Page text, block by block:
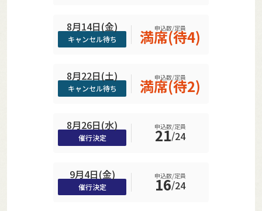
8月14日(金)
キャンセル待ち
申込数/定員
満席(待4)
8月22日(土)
キャンセル待ち
申込数/定員
満席(待2)
8月26日(水)
催行決定
申込数/定員
21/24
9月4日(金)
催行決定
申込数/定員
16/24